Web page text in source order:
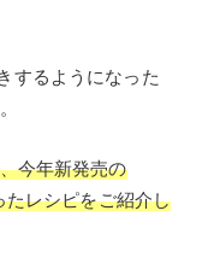
するようになった
今年新発売の
たレシピをご紹介し